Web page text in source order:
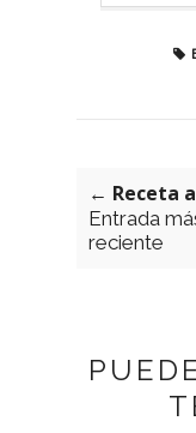
← Receta
Entrada
reciente